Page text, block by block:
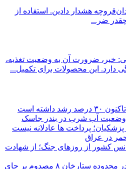
هشدار دادین. استفاده از
چقدر ضر...
خیر، ضرورت آن به وضعیت تغذیه،
دارد. این محصولات برای تکمیل...